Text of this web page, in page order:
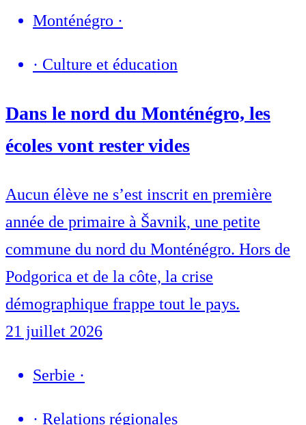
Monténégro ·
· Culture et éducation
Dans le nord du Monténégro, les
écoles vont rester vides
Aucun élève ne s’est inscrit en première
année de primaire à Šavnik, une petite
commune du nord du Monténégro. Hors de
Podgorica et de la côte, la crise
démographique frappe tout le pays.
21 juillet 2026
Serbie ·
· Relations régionales